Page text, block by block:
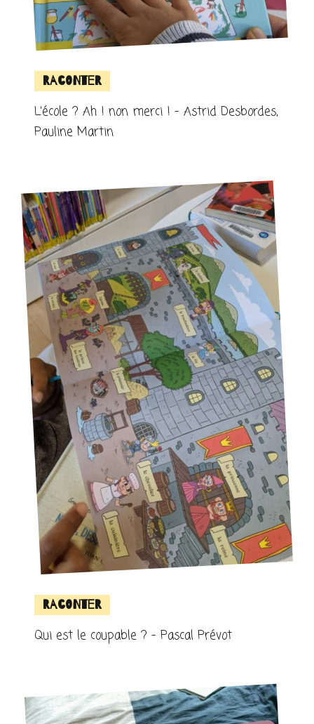
Raconter
L’école ? Ah ! non merci ! – Astrid Desbordes,
Pauline Martin
Raconter
Qui est le coupable ? – Pascal Prévot